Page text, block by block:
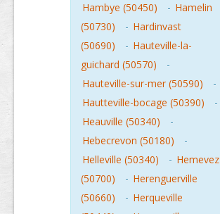
Hambye (50450)
- Hamelin
(50730)
- Hardinvast
(50690)
- Hauteville-la-
guichard (50570)
-
Hauteville-sur-mer (50590)
-
Hautteville-bocage (50390)
-
Heauville (50340)
-
Hebecrevon (50180)
-
Helleville (50340)
- Hemevez
(50700)
- Herenguerville
(50660)
- Herqueville